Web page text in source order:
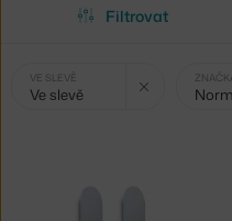
Filtrovat
Vybrané
filtry:
VE SLEVĚ
Ve slevě